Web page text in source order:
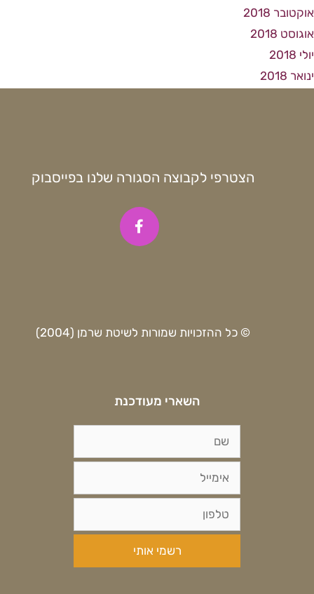
אוקטובר 2018
אוגוסט 2018
יולי 2018
ינואר 2018
הצטרפי לקבוצה הסגורה שלנו בפייסבוק
© כל ההזכויות שמורות לשיטת שרמן (2004)
השארי מעודכנת